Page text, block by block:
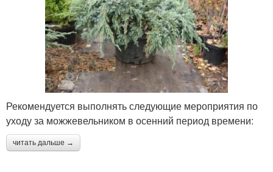
Рекомендуется выполнять следующие мероприятия по
уходу за можжевельником в осенний период времени:
читать дальше →